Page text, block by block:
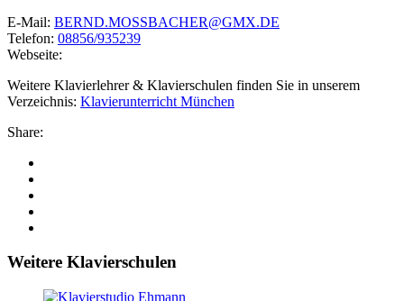
E-Mail: BERND.MOSSBACHER@GMX.DE
Telefon: 08856/935239
Webseite:
Weitere Klavierlehrer & Klavierschulen finden Sie in unserem
Verzeichnis: Klavierunterricht München
Share:
Weitere Klavierschulen